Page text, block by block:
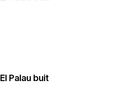
El Palau buit